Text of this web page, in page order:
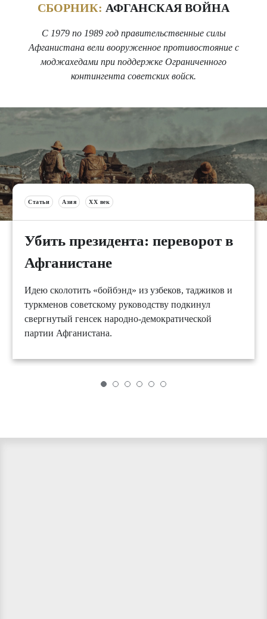
СБОРНИК: АФГАНСКАЯ ВОЙНА
С 1979 по 1989 год правительственные силы
Афганистана вели вооруженное противостояние с
моджахедами при поддержке Ограниченного
контингента советских войск.
Статьи Азия XX век
Убить президента: переворот в
Афганистане
Идею сколотить «бойбэнд» из узбеков, таджиков и
туркменов советскому руководству подкинул
свергнутый генсек народно-демократической
партии Афганистана.